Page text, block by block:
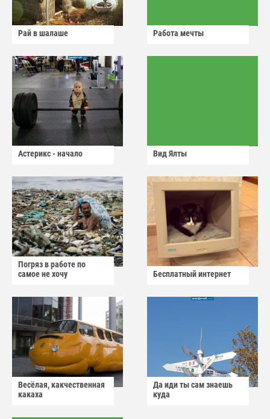
Рай в шалаше Работа мечты
Астерикс - начало Вид Ялты
Погряз в работе по
самое не хочу
Бесплатный интернет
Весёлая, какчественная
какаха
Да иди ты сам знаешь
куда